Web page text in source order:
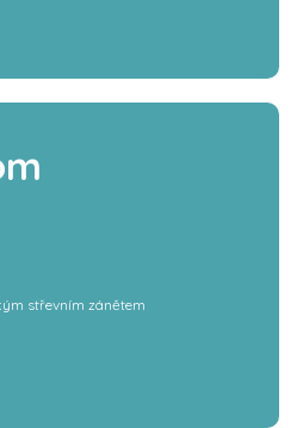
střevním zánětem